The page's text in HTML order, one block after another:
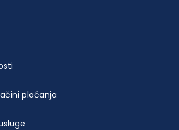
plaćanja